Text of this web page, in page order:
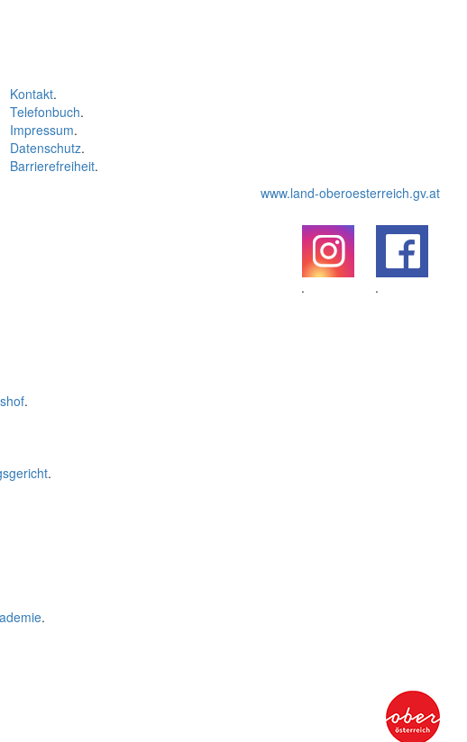
Kontakt.
Telefonbuch.
Impressum.
Datenschutz.
Barrierefreiheit.
www.land-oberoesterreich.gv.at
.
.
.
.
.